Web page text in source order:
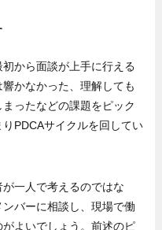
から面談が上手に行える
かなかった、理解しても
ったなどの課題をピック
PDCAサイクルを回してい
一人で考えるのではな
バーに相談し、現場で働
よいでしょう。前述のピ